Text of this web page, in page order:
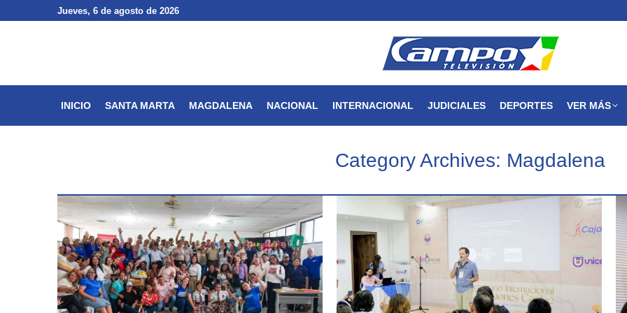
Jueves, 6 de agosto de 2026
INICIO SANTA MARTA MAGDALENA NACIONAL INTERNACIONAL JUDICIALES DEPORTES VER MÁS
Category Archives: Magdalena
Jueves, 6 de agosto de 2026
NACIONAL INTERNACIONAL